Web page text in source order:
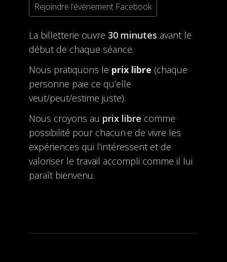
Rejoindre l’événement Facebook
La billetterie ouvre 30 minutes avant le
début de chaque séance.
Nous pratiquons le prix libre (chaque
personne paie ce qu’elle
veut/peut/estime juste).
Nous croyons au prix libre comme
possibilité pour chacun·e de vivre les
expériences qui l’intéressent et de
valoriser le travail accompli comme il lui
paraît bienvenu.